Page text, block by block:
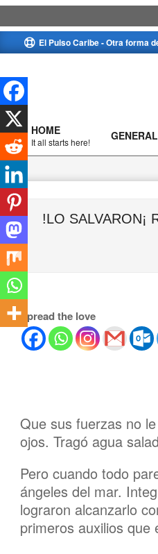
to
El Pulso Caribe - Otra forma
Primary
Navigation
Menu
HOME
It all starts here!
!LO SALVARON¡
Spread the love
Que sus fuerzas no
ojos. Tragó agua
Pero cuando todo
ángeles del mar.
lograron alcanzarlo
primeros auxilios que